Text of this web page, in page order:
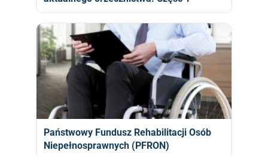
Państwowy Fundusz Rehabilitacji Osób
Niepełnosprawnych (PFRON)